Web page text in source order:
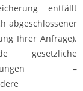
entfällt
abgeschlossener
Ihrer Anfrage).
gesetzliche
–